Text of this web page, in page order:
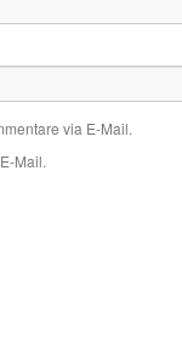
via E-Mail.
Mail.